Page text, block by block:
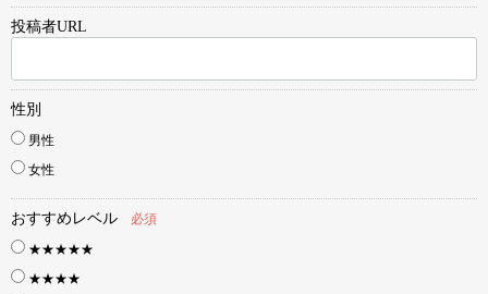
投稿者URL
性別
男性
女性
おすすめレベル
必須
★★★★★
★★★★